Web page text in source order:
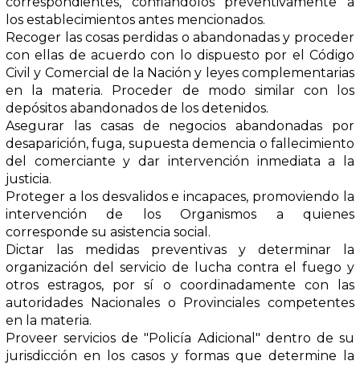
los establecimientos antes mencionados.
Recoger las cosas perdidas o abandonadas y proceder
con ellas de acuerdo con lo dispuesto por el Código
Civil y Comercial de la Nación y leyes complementarias
en la materia. Proceder de modo similar con los
depósitos abandonados de los detenidos.
Asegurar las casas de negocios abandonadas por
desaparición, fuga, supuesta demencia o fallecimiento
del comerciante y dar intervención inmediata a la
justicia.
Proteger a los desvalidos e incapaces, promoviendo la
intervención de los Organismos a quienes
corresponde su asistencia social.
Dictar las medidas preventivas y determinar la
organización del servicio de lucha contra el fuego y
otros estragos, por sí o coordinadamente con las
autoridades Nacionales o Provinciales competentes
en la materia.
Proveer servicios de "Policía Adicional" dentro de su
jurisdicción en los casos y formas que determine la